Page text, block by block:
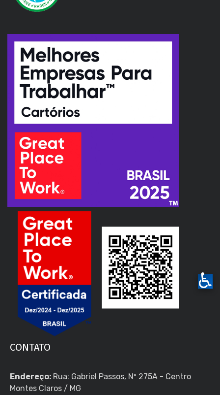
CONTATO
Endereço: Rua: Gabriel Passos, Nº 275A - Centro
Montes Claros / MG
♿